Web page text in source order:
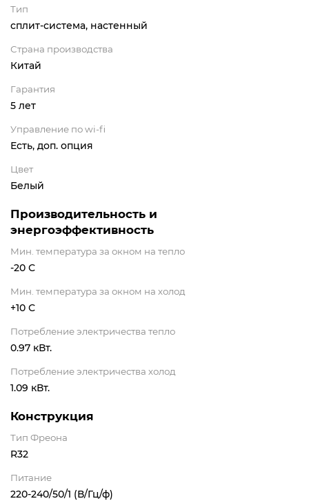
Тип
сплит-система, настенный
Страна производства
Китай
Гарантия
5 лет
Управление по wi-fi
Есть, доп. опция
Цвет
Белый
Производительность и
энергоэффективность
Мин. температура за окном на тепло
-20 С
Мин. температура за окном на холод
+10 С
Потребление электричества тепло
0.97 кВт.
Потребление электричества холод
1.09 кВт.
Конструкция
Тип Фреона
R32
Питание
220-240/50/1 (В/Гц/ф)